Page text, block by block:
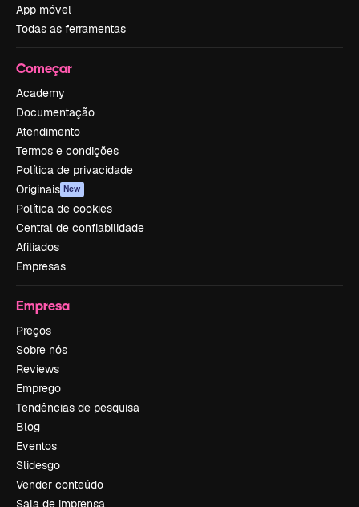
App móvel
Todas as ferramentas
Começar
Academy
Documentação
Atendimento
Termos e condições
Política de privacidade
Originais New
Política de cookies
Central de confiabilidade
Afiliados
Empresas
Empresa
Preços
Sobre nós
Reviews
Emprego
Tendências de pesquisa
Blog
Eventos
Slidesgo
Vender conteúdo
Sala de imprensa